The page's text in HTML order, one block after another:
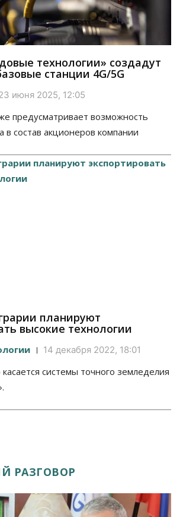
технологии» создадут
станции 4G/5G
июня 2025, 12:05
предусматривает возможность
в состав акционеров компании
планируют
высокие технологии
14 декабря 2022, 18:01
касается системы точного земледелия
РАЗГОВОР